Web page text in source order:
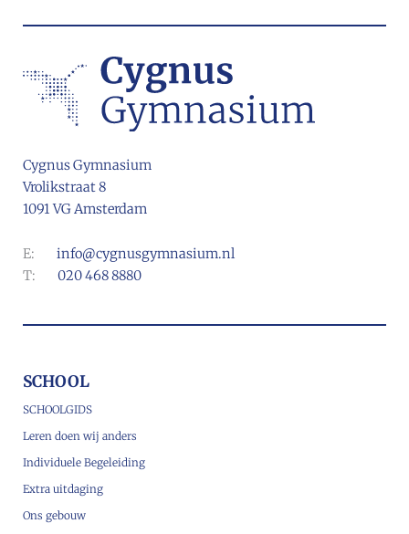
Cygnus Gymnasium
Vrolikstraat 8
1091 VG Amsterdam
E: info@cygnusgymnasium.nl
T: 020 468 8880
SCHOOL
SCHOOLGIDS
Leren doen wij anders
Individuele Begeleiding
Extra uitdaging
Ons gebouw